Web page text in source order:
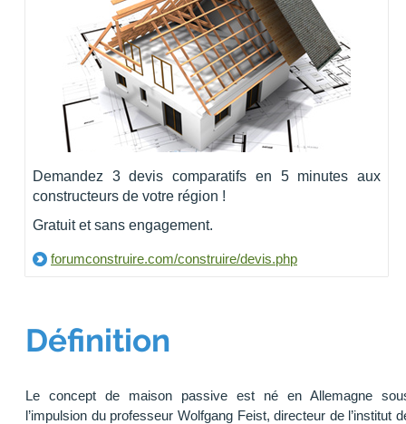
Demandez 3 devis comparatifs en 5 minutes aux
constructeurs de votre région !
Gratuit et sans engagement.
forumconstruire.com/construire/devis.php
Définition
Le concept de maison passive est né en Allemagne
l’impulsion du professeur Wolfgang Feist, directeur de l’institut